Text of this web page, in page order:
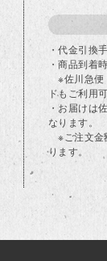
・代金引換
・商品到着
※佐川急便
ドもご利用
・お届けは
なります。
※ご注文金
ります。